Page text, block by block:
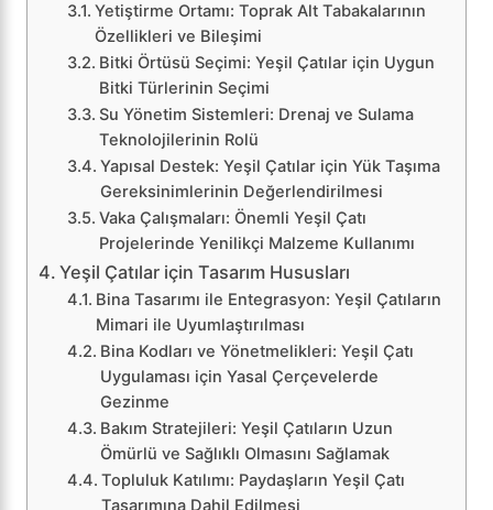
Yetiştirme Ortamı: Toprak Alt Tabakalarının
Özellikleri ve Bileşimi
Bitki Örtüsü Seçimi: Yeşil Çatılar için Uygun
Bitki Türlerinin Seçimi
Su Yönetim Sistemleri: Drenaj ve Sulama
Teknolojilerinin Rolü
Yapısal Destek: Yeşil Çatılar için Yük Taşıma
Gereksinimlerinin Değerlendirilmesi
Vaka Çalışmaları: Önemli Yeşil Çatı
Projelerinde Yenilikçi Malzeme Kullanımı
Yeşil Çatılar için Tasarım Hususları
Bina Tasarımı ile Entegrasyon: Yeşil Çatıların
Mimari ile Uyumlaştırılması
Bina Kodları ve Yönetmelikleri: Yeşil Çatı
Uygulaması için Yasal Çerçevelerde
Gezinme
Bakım Stratejileri: Yeşil Çatıların Uzun
Ömürlü ve Sağlıklı Olmasını Sağlamak
Topluluk Katılımı: Paydaşların Yeşil Çatı
Tasarımına Dahil Edilmesi